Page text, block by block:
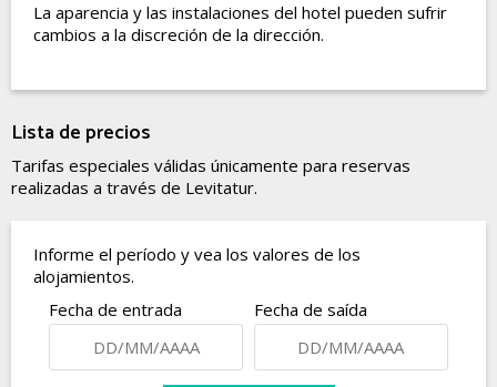
La aparencia y las instalaciones del hotel pueden sufrir
cambios a la discreción de la dirección.
Lista de precios
Tarifas especiales válidas únicamente para reservas
realizadas a través de Levitatur.
Informe el período y vea los valores de los
alojamientos.
Fecha de entrada
Fecha de saída